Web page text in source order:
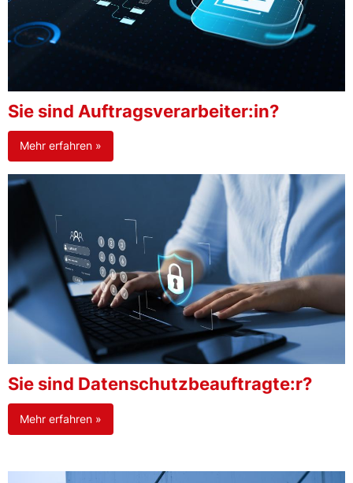
Sie sind Auftragsverarbeiter:in?
Mehr erfahren »
Sie sind Datenschutzbeauftragte:r?
Mehr erfahren »